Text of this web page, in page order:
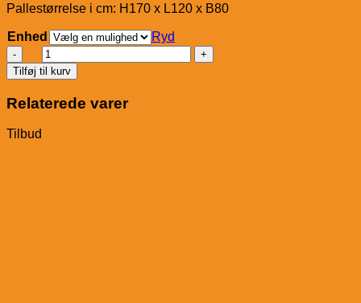
Pallestørrelse i cm: H170 x L120 x B80
Enhed
Ryd
PRE
ALPIN
Aspero
antal
Tilføj til kurv
Relaterede varer
Tilbud